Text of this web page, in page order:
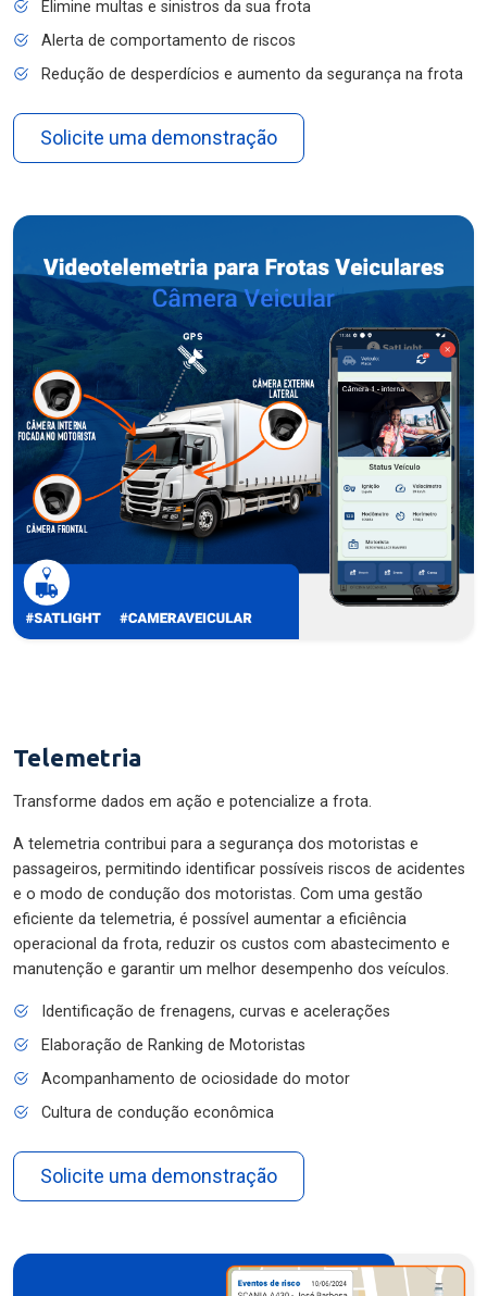
Elimine multas e sinistros da sua frota
Alerta de comportamento de riscos
Redução de desperdícios e aumento da segurança na frota
Solicite uma demonstração
Telemetria
Transforme dados em ação e potencialize a frota.
A telemetria contribui para a segurança dos motoristas e
passageiros, permitindo identificar possíveis riscos de acidentes
e o modo de condução dos motoristas. Com uma gestão
eficiente da telemetria, é possível aumentar a eficiência
operacional da frota, reduzir os custos com abastecimento e
manutenção e garantir um melhor desempenho dos veículos.
Identificação de frenagens, curvas e acelerações
Elaboração de Ranking de Motoristas
Acompanhamento de ociosidade do motor
Cultura de condução econômica
Solicite uma demonstração